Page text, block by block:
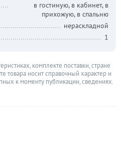
в гостиную, в кабинет, в
прихожую, в спальню
нераскладной
1
комплекте поставки, стране
товара носит справочный характер и
к моменту публикации, сведениях.